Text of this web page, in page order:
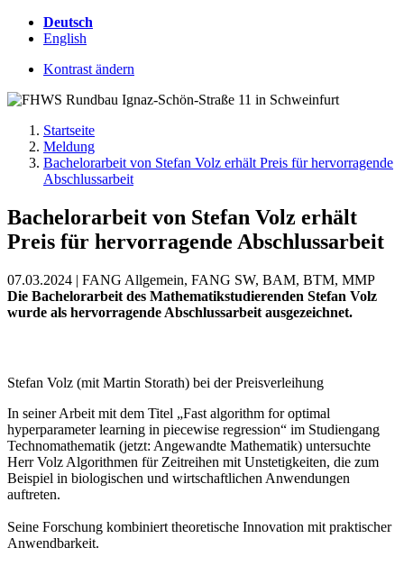
Deutsch
English
Kontrast ändern
Startseite
Meldung
Bachelorarbeit von Stefan Volz erhält Preis für hervorragende
Abschlussarbeit
Bachelorarbeit von Stefan Volz erhält
Preis für hervorragende Abschlussarbeit
07.03.2024 | FANG Allgemein, FANG SW, BAM, BTM, MMP
Die Bachelorarbeit des Mathematikstudierenden Stefan Volz
wurde als hervorragende Abschlussarbeit ausgezeichnet.
Stefan Volz (mit Martin Storath) bei der Preisverleihung
In seiner Arbeit mit dem Titel „Fast algorithm for optimal
hyperparameter learning in piecewise regression“ im Studiengang
Technomathematik (jetzt: Angewandte Mathematik) untersuchte
Herr Volz Algorithmen für Zeitreihen mit Unstetigkeiten, die zum
Beispiel in biologischen und wirtschaftlichen Anwendungen
auftreten.
Seine Forschung kombiniert theoretische Innovation mit praktischer
Anwendbarkeit.